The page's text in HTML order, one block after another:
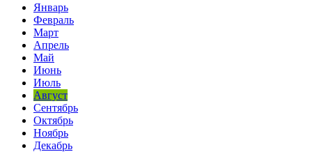
Январь
Февраль
Март
Апрель
Май
Июнь
Июль
Август
Сентябрь
Октябрь
Ноябрь
Декабрь